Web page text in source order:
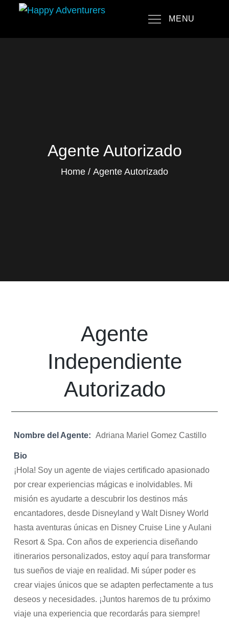
content
MENU
Agente Autorizado
Home Agente Autorizado
Agente
Independiente
Autorizado
Nombre del Agente: Adriana Mariel Gomez Castillo
Bio
¡Hola! Soy un agente de viajes certificado apasionado
por crear experiencias mágicas e inolvidables. Mi
misión es ayudarte a descubrir los destinos más
encantadores, desde Disneyland y Walt Disney World
hasta aventuras únicas en Disney Cruise Line y Aulani
Resort & Spa. Con años de experiencia diseñando
itinerarios personalizados, estoy aquí para transformar
tus sueños de viaje en realidad. Mi súper poder es
crear viajes únicos que se adapten perfectamente a tus
deseos y necesidades. ¡Juntos haremos de tu próximo
viaje una experiencia que recordarás para siempre!